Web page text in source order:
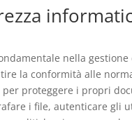
nella
la conformità alle
proteggere i propri
i file, autenticare gli